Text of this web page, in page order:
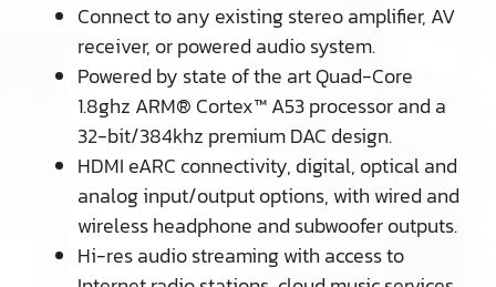
Connect to any existing stereo amplifier, AV
receiver, or powered audio system.
Powered by state of the art Quad-Core
1.8ghz ARM® Cortex™ A53 processor and a
32-bit/384khz premium DAC design.
HDMI eARC connectivity, digital, optical and
analog input/output options, with wired and
wireless headphone and subwoofer outputs.
Hi-res audio streaming with access to